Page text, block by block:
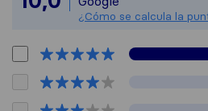
¿Cómo se calcula la